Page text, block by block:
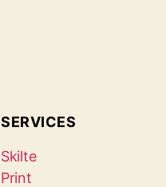
SERVICES
Skilte
Print